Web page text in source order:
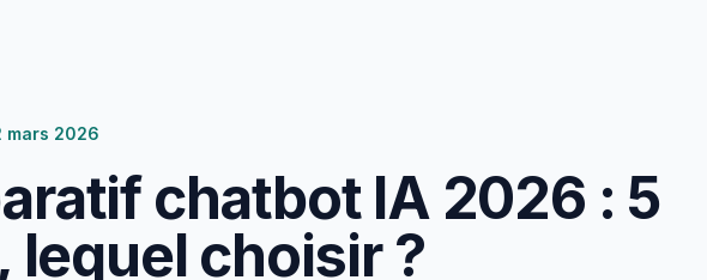
mars 2026
chatbot IA 2026 : 5
lequel choisir ?